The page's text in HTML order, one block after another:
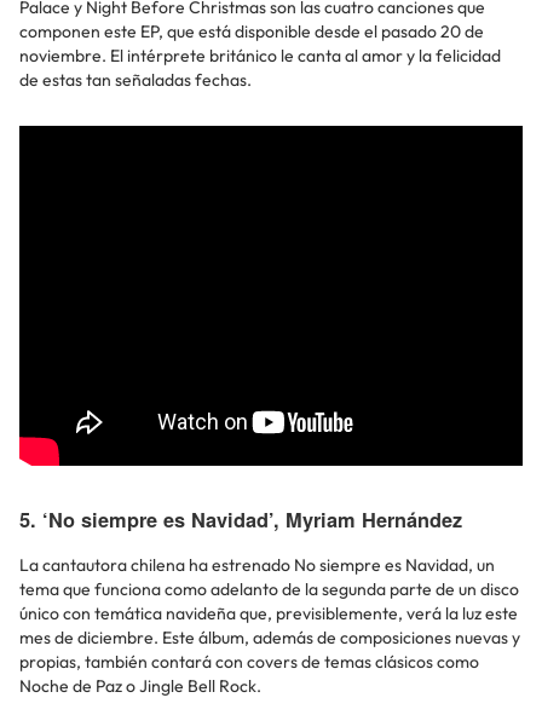
Palace y Night Before Christmas son las cuatro canciones que
componen este EP, que está disponible desde el pasado 20 de
noviembre. El intérprete británico le canta al amor y la felicidad
de estas tan señaladas fechas.
5. ‘No siempre es Navidad’, Myriam Hernández
La cantautora chilena ha estrenado No siempre es Navidad, un
tema que funciona como adelanto de la segunda parte de un disco
único con temática navideña que, previsiblemente, verá la luz este
mes de diciembre. Este álbum, además de composiciones nuevas y
propias, también contará con covers de temas clásicos como
Noche de Paz o Jingle Bell Rock.